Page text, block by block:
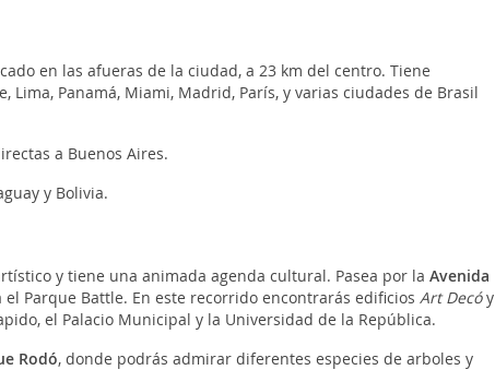
en las afueras de la ciudad, a 23 km del centro. Tiene
Lima, Panamá, Miami, Madrid, París, y varias ciudades de Brasil
a Buenos Aires.
y Bolivia.
y tiene una animada agenda cultural. Pasea por la Avenida
Parque Battle. En este recorrido encontrarás edificios Art Decóy
el Palacio Municipal y la Universidad de la República.
Rodó, donde podrás admirar diferentes especies de arboles y